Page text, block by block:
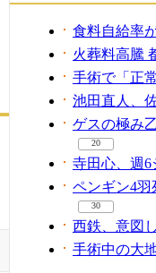
食料自給率
火葬料高騰
手術で「正
池田直人、
ゲスの極み
20
寺田心、週6
ペンギン4羽
30
西鉄、意図
手術中の大